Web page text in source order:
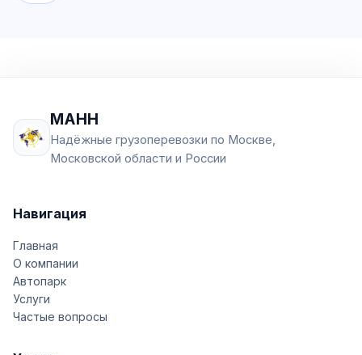
МАНН
Надёжные грузоперевозки по Москве,
Московской области и России
Навигация
Главная
О компании
Автопарк
Услуги
Частые вопросы